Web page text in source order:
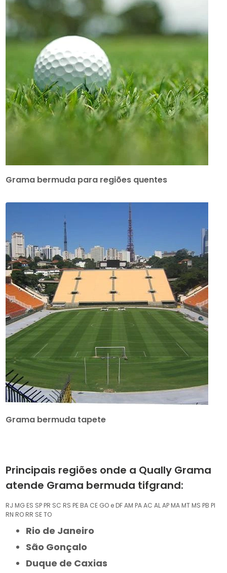
Grama bermuda para regiões quentes
Grama bermuda tapete
Principais regiões onde a Qually Grama
atende Grama bermuda tifgrand:
RJ MG ES SP PR SC RS PE BA CE GO e DFAM PAAC ALAP MA MT MS PB PI
RN RO RR SETO
Rio de Janeiro
São Gonçalo
Duque de Caxias